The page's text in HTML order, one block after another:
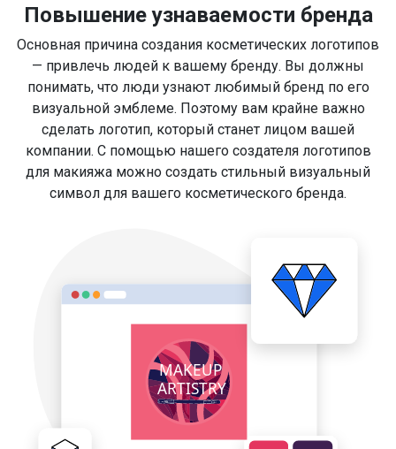
Повышение узнаваемости бренда
Основная причина создания косметических логотипов
— привлечь людей к вашему бренду. Вы должны
понимать, что люди узнают любимый бренд по его
визуальной эмблеме. Поэтому вам крайне важно
сделать логотип, который станет лицом вашей
компании. С помощью нашего создателя логотипов
для макияжа можно создать стильный визуальный
символ для вашего косметического бренда.